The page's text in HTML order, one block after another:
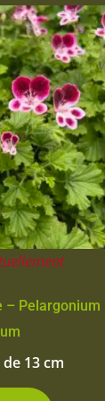
– Pelargonium
13 cm